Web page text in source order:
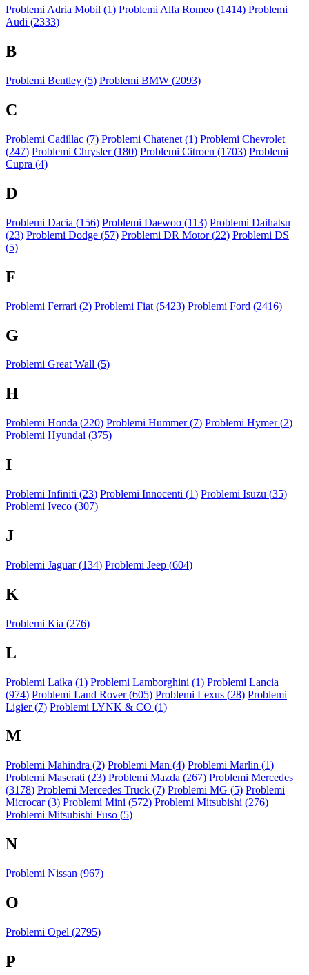
Problemi Adria Mobil (1) Problemi Alfa Romeo (1414) Problemi
Audi (2333)
B
Problemi Bentley (5) Problemi BMW (2093)
C
Problemi Cadillac (7) Problemi Chatenet (1) Problemi Chevrolet
(247) Problemi Chrysler (180) Problemi Citroen (1703) Problemi
Cupra (4)
D
Problemi Dacia (156) Problemi Daewoo (113) Problemi Daihatsu
(23) Problemi Dodge (57) Problemi DR Motor (22) Problemi DS
(5)
F
Problemi Ferrari (2) Problemi Fiat (5423) Problemi Ford (2416)
G
Problemi Great Wall (5)
H
Problemi Honda (220) Problemi Hummer (7) Problemi Hymer (2)
Problemi Hyundai (375)
I
Problemi Infiniti (23) Problemi Innocenti (1) Problemi Isuzu (35)
Problemi Iveco (307)
J
Problemi Jaguar (134) Problemi Jeep (604)
K
Problemi Kia (276)
L
Problemi Laika (1) Problemi Lamborghini (1) Problemi Lancia
(974) Problemi Land Rover (605) Problemi Lexus (28) Problemi
Ligier (7) Problemi LYNK & CO (1)
M
Problemi Mahindra (2) Problemi Man (4) Problemi Marlin (1)
Problemi Maserati (23) Problemi Mazda (267) Problemi Mercedes
(3178) Problemi Mercedes Truck (7) Problemi MG (5) Problemi
Microcar (3) Problemi Mini (572) Problemi Mitsubishi (276)
Problemi Mitsubishi Fuso (5)
N
Problemi Nissan (967)
O
Problemi Opel (2795)
P